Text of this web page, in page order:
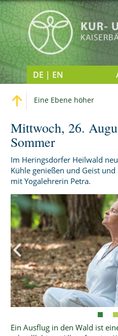
DE | EN
Eine Ebene höher
Mittwoch, 26.
Sommer
Im Heringsdorfer Heilwald
Kühle genießen und Geist und
mit Yogalehrerin Petra.
Ein Ausflug in den Wald ist